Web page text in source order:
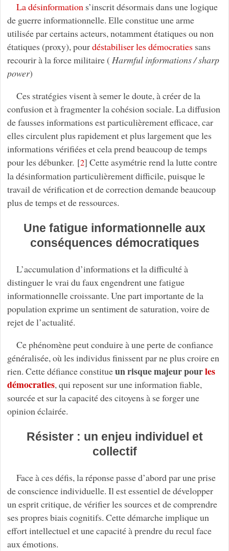
La désinformations’inscrit désormais dans une logique
de guerre informationnelle. Elle constitue une arme
utilisée par certains acteurs, notamment étatiques ou non
étatiques (proxy), pourdéstabiliser les démocratiessans
recourir à la force militaire (Harmful informations / sharp
power)
Ces stratégies visent à semer le doute, à créer de la
confusion et à fragmenter la cohésion sociale. La diffusion
de fausses informations est particulièrement efficace, car
elles circulent plus rapidement et plus largement que les
informations vérifiées et cela prend beaucoup de temps
pour les débunker. [2] Cette asymétrie rend la lutte contre
la désinformation particulièrement difficile, puisque le
travail de vérification et de correction demande beaucoup
plus de temps et de ressources.
Une fatigue informationnelle aux
conséquences démocratiques
L’accumulation d’informations et la difficulté à
distinguer le vrai du faux engendrent une fatigue
informationnelle croissante. Une part importante de la
population exprime un sentiment de saturation, voire de
rejet de l’actualité.
Ce phénomène peut conduire à une perte de confiance
généralisée, où les individus finissent par ne plus croire en
rien. Cette défiance constitueun risque majeur pourles
démocraties, qui reposent sur une information fiable,
sourcée et sur la capacité des citoyens à se forger une
opinion éclairée.
Résister : un enjeu individuel et
collectif
Face à ces défis, la réponse passe d’abord par une prise
de conscience individuelle. Il est essentiel de développer
un esprit critique, de vérifier les sources et de comprendre
ses propres biais cognitifs. Cette démarche implique un
effort intellectuel et une capacité à prendre du recul face
aux émotions.